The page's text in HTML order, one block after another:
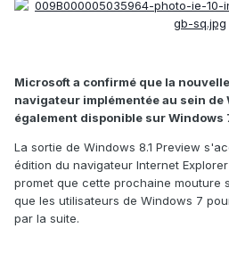
Microsoft a confirmé que la
navigateur implémentée au sein de
également disponible sur Windows
La sortie de Windows 8.1 Preview
édition du navigateur Internet
promet que cette prochaine mouture
que les utilisateurs de Windows 7
par la suite.